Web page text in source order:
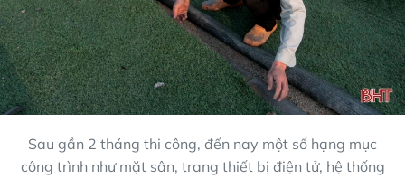
Sau gần 2 tháng thi công, đến nay một số hạng mục
công trình như mặt sân, trang thiết bị điện tử, hệ thống